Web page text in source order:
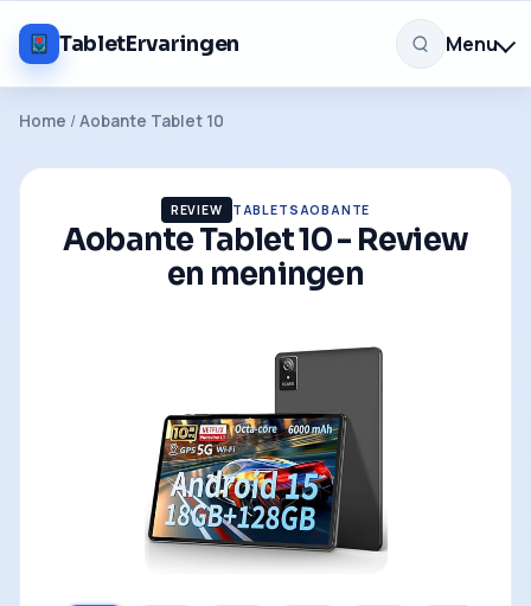
TabletErvaringen Menu
Home /Aobante Tablet 10
REVIEW TABLETSAOBANTE
Aobante Tablet 10 - Review
en meningen